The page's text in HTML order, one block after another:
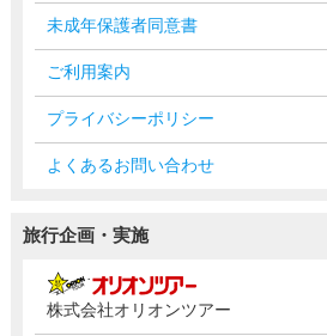
未成年保護者同意書
ご利用案内
プライバシーポリシー
よくあるお問い合わせ
旅行企画・実施
株式会社オリオンツアー